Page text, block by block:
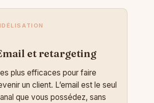
et retargeting
plus efficaces pour faire
un client. L’email est le seul
que vous possédez, sans